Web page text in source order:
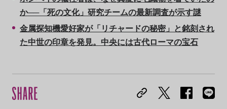
か──「死の文化」研究チームの最新調査が示す謎
金属探知機愛好家が「リチャードの秘密」と銘刻され
た中世の印章を発見。中央には古代ローマの宝石